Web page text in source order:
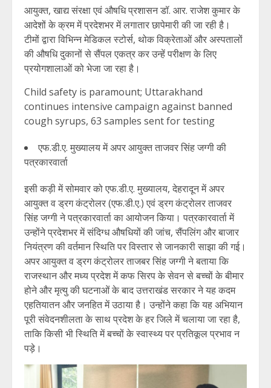
आयुक्त, खाद्य संरक्षा एवं औषधि प्रशासन डॉ. आर. राजेश कुमार के
आदेशों के क्रम में प्रदेशभर में लगातार छापेमारी की जा रही है।
टीमों द्वारा विभिन्न मेडिकल स्टोर्स, थोक विक्रेताओं और अस्पतालों
की औषधि दुकानों से सैंपल एकत्र कर उन्हें परीक्षण के लिए
प्रयोगशालाओं को भेजा जा रहा है।
Child safety is paramount; Uttarakhand
continues intensive campaign against banned
cough syrups, 63 samples sent for testing
एफ.डी.ए. मुख्यालय में अपर आयुक्त ताजवर सिंह जग्गी की
पत्रकारवार्ता
इसी कड़ी में सोमवार को एफ.डी.ए. मुख्यालय, देहरादून में अपर
आयुक्त व ड्रग कंट्रोलर (एफ.डी.ए.) एवं ड्रग कंट्रोलर ताजवर
सिंह जग्गी ने पत्रकारवार्ता का आयोजन किया। पत्रकारवार्ता में
उन्होंने प्रदेशभर में संदिग्ध औषधियों की जांच, सैंपलिंग और बाजार
नियंत्रण की वर्तमान स्थिति पर विस्तार से जानकारी साझा की गई।
अपर आयुक्त व ड्रग कंट्रोलर ताजबर सिंह जग्गी ने बताया कि
राजस्थान और मध्य प्रदेश में कफ सिरप के सेवन से बच्चों के बीमार
होने और मृत्यु की घटनाओं के बाद उत्तराखंड सरकार ने यह कदम
एहतियातन और जनहित में उठाया है। उन्होंने कहा कि यह अभियान
पूरी संवेदनशीलता के साथ प्रदेश के हर जिले में चलाया जा रहा है,
ताकि किसी भी स्थिति में बच्चों के स्वास्थ्य पर प्रतिकूल प्रभाव न
पड़े।